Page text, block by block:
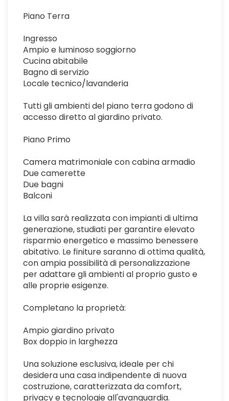
Piano Terra
Ingresso
Ampio e luminoso soggiorno
Cucina abitabile
Bagno di servizio
Locale tecnico/lavanderia
Tutti gli ambienti del piano terra godono di
accesso diretto al giardino privato.
Piano Primo
Camera matrimoniale con cabina armadio
Due camerette
Due bagni
Balconi
La villa sarà realizzata con impianti di ultima
generazione, studiati per garantire elevato
risparmio energetico e massimo benessere
abitativo. Le finiture saranno di ottima qualità,
con ampia possibilità di personalizzazione
per adattare gli ambienti al proprio gusto e
alle proprie esigenze.
Completano la proprietà:
Ampio giardino privato
Box doppio in larghezza
Una soluzione esclusiva, ideale per chi
desidera una casa indipendente di nuova
costruzione, caratterizzata da comfort,
privacy e tecnologie all'avanguardia.